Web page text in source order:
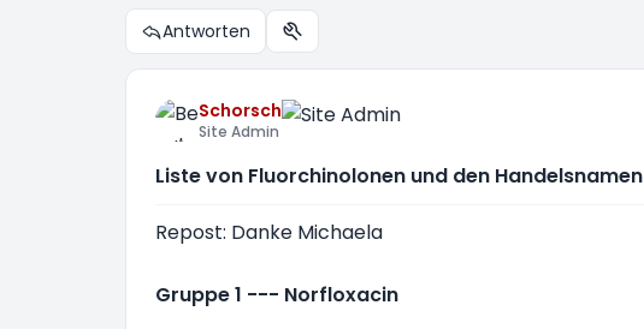
Antworten Themen-Optionen
Schorsch
Site Admin
Liste von Fluorchinolonen und den Handelsnamen
Repost: Danke Michaela
Gruppe 1 --- Norfloxacin